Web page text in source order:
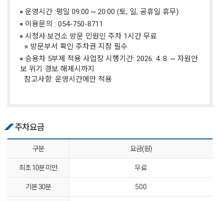
운영시간 :평일 09:00 ~ 20:00 (토, 일, 공휴일 휴무)
이용문의 : 054-750-8711
시청사·보건소 방문 민원인 주차 1시간 무료
※ 방문부서 확인 주차권 지참 필수
승용차 5부제 적용 사업장 시행기간: 2026. 4. 8. ~ 자원안
보 위기 경보 해제시까지
참고사항: 운영시간에만 적용
주차요금
구분 요금(원)
최초 10분 미만 무료
기본 30분 500